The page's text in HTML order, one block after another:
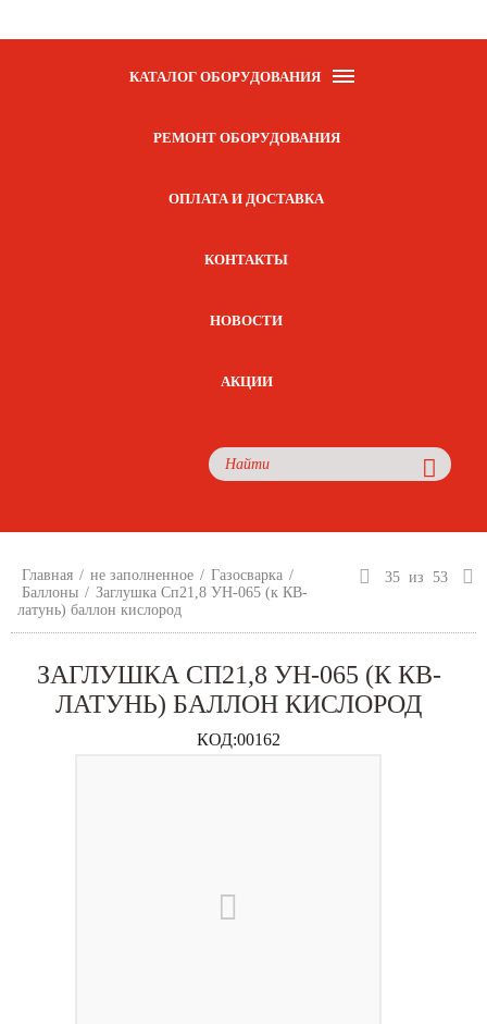
КАТАЛОГ ОБОРУДОВАНИЯ
РЕМОНТ ОБОРУДОВАНИЯ
ОПЛАТА И ДОСТАВКА
КОНТАКТЫ
НОВОСТИ
АКЦИИ
Главная / не заполненное / Газосварка /
Баллоны / Заглушка Сп21,8 УН-065 (к КВ-
латунь) баллон кислород
35 из 53
ЗАГЛУШКА СП21,8 УН-065 (К КВ-
ЛАТУНЬ) БАЛЛОН КИСЛОРОД
КОД:00162